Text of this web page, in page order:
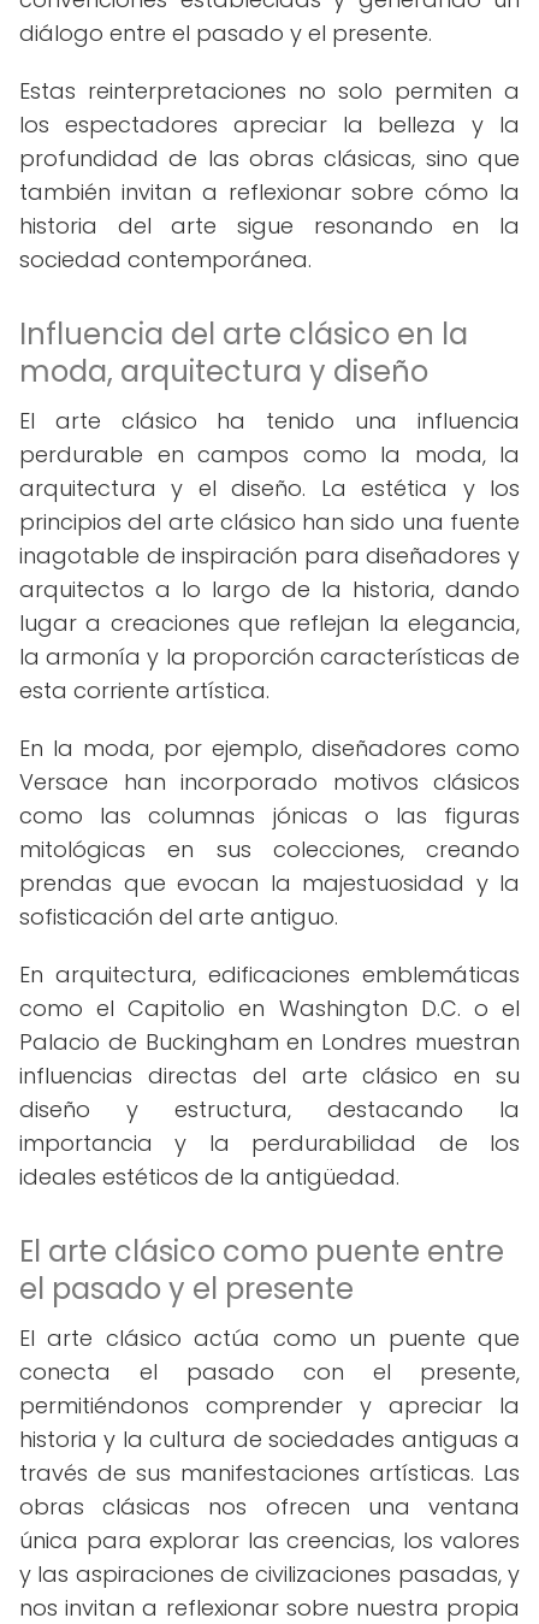
diálogo entre el pasado y el presente.
Estas reinterpretaciones no solo permiten a
los espectadores apreciar la belleza y la
profundidad de las obras clásicas, sino que
también invitan a reflexionar sobre cómo la
historia del arte sigue resonando en la
sociedad contemporánea.
Influencia del arte clásico en la
moda, arquitectura y diseño
El arte clásico ha tenido una influencia
perdurable en campos como la moda, la
arquitectura y el diseño. La estética y los
principios del arte clásico han sido una fuente
inagotable de inspiración para diseñadores y
arquitectos a lo largo de la historia, dando
lugar a creaciones que reflejan la elegancia,
la armonía y la proporción características de
esta corriente artística.
En la moda, por ejemplo, diseñadores como
Versace han incorporado motivos clásicos
como las columnas jónicas o las figuras
mitológicas en sus colecciones, creando
prendas que evocan la majestuosidad y la
sofisticación del arte antiguo.
En arquitectura, edificaciones emblemáticas
como el Capitolio en Washington D.C. o el
Palacio de Buckingham en Londres muestran
influencias directas del arte clásico en su
diseño y estructura, destacando la
importancia y la perdurabilidad de los
ideales estéticos de la antigüedad.
El arte clásico como puente entre
el pasado y el presente
El arte clásico actúa como un puente que
conecta el pasado con el presente,
permitiéndonos comprender y apreciar la
historia y la cultura de sociedades antiguas a
través de sus manifestaciones artísticas. Las
obras clásicas nos ofrecen una ventana
única para explorar las creencias, los valores
y las aspiraciones de civilizaciones pasadas, y
nos invitan a reflexionar sobre nuestra propia